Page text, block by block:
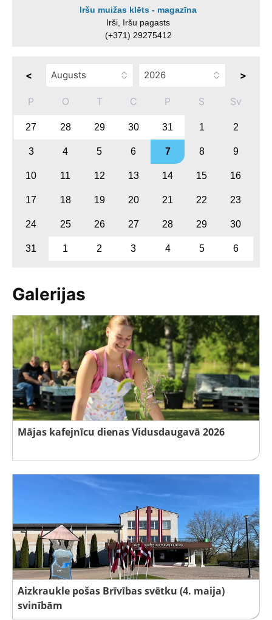
Iršu muižas klēts - magazīna
Irši, Iršu pagasts
(+371) 29275412
< >
P O T C P S Sv
27 28 29 30 31 1 2
3 4 5 6 7 8 9
10 11 12 13 14 15 16
17 18 19 20 21 22 23
24 25 26 27 28 29 30
31 1 2 3 4 5 6
Galerijas
Mājas kafejnīcu dienas Vidusdaugavā 2026
Aizkraukle pošas Brīvības svētku (4. maija)
svinībām